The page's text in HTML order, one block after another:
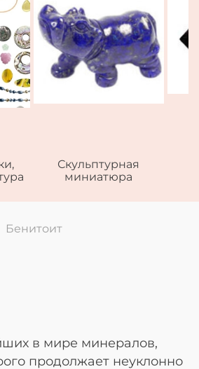
Скульптурная
миниатюра
Бенитоит
в мире минералов,
продолжает неуклонно